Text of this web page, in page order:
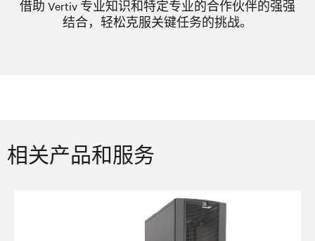
借助 Vertiv 专业知识和特定专业的合作伙伴的强强
结合，轻松克服关键任务的挑战。
相关产品和服务